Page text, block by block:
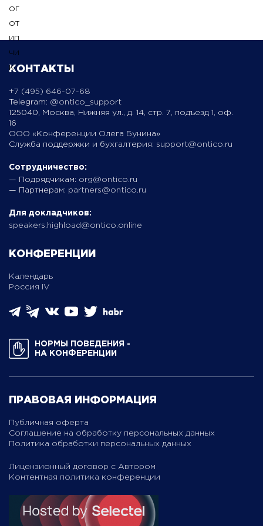
КОНТАКТЫ
+7 (495) 646-07-68
Telegram: @ontico_support
125040, Москва, Нижняя ул., д. 14, стр. 7, подъезд 1, оф.
16
ООО «Конференции Олега Бунина»
Служба поддержки и бухгалтерия: support@ontico.ru
Сотрудничество:
— Подрядчикам: org@ontico.ru
— Партнерам: partners@ontico.ru
Для докладчиков:
speakers.highload@ontico.online
КОНФЕРЕНЦИИ
Календарь
Россия IV
НОРМЫ ПОВЕДЕНИЯ ­
НА КОНФЕРЕНЦИИ
ПРАВОВАЯ ИНФОРМАЦИЯ
Публичная оферта
Соглашение на обработку персональных данных
Политика обработки персональных данных
Лицензионный договор с Автором
Контентная политика конференции